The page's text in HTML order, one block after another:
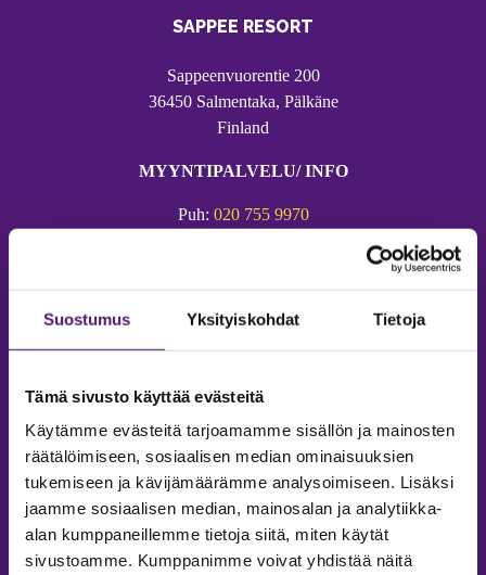
Suostumus Yksityiskohdat Tietoja
Tämä sivusto käyttää evästeitä
Käytämme evästeitä tarjoamamme sisällön ja mainosten
räätälöimiseen, sosiaalisen median ominaisuuksien
tukemiseen ja kävijämäärämme analysoimiseen. Lisäksi
jaamme sosiaalisen median, mainosalan ja analytiikka-
alan kumppaneillemme tietoja siitä, miten käytät
sivustoamme. Kumppanimme voivat yhdistää näitä
SAPPEE RESORT
Sappeenvuorentie 200
36450 Salmentaka, Pälkäne
Finland
MYYNTIPALVELU/ INFO
Puh: 020 755 9970